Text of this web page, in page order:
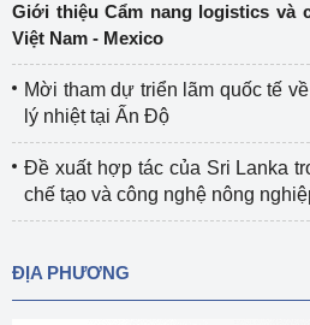
Giới thiệu Cẩm nang logistics và
Việt Nam - Mexico
Mời tham dự triển lãm quốc tế
lý nhiệt tại Ấn Độ
Đề xuất hợp tác của Sri Lanka
chế tạo và công nghệ nông
ĐỊA PHƯƠNG